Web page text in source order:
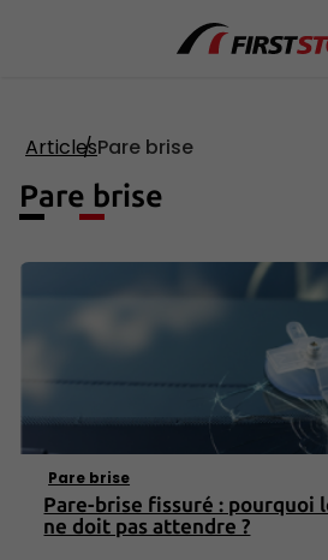
ArticlesPare brise
Pare brise
Pare brise
Pare-brise fissuré : pourquoi
ne doit pas attendre ?